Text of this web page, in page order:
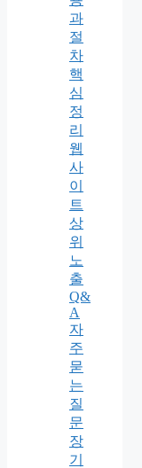
과
절
차
핵
심
정
리
웹
사
이
트
상
위
노
출
Q&
A
자
주
묻
는
질
문
장
기